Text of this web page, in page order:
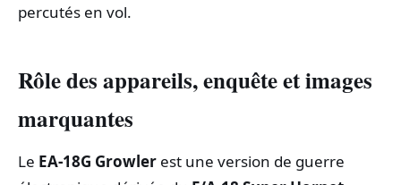
percutés en vol.
Rôle des appareils, enquête et images
marquantes
Le EA‑18G Growler est une version de guerre